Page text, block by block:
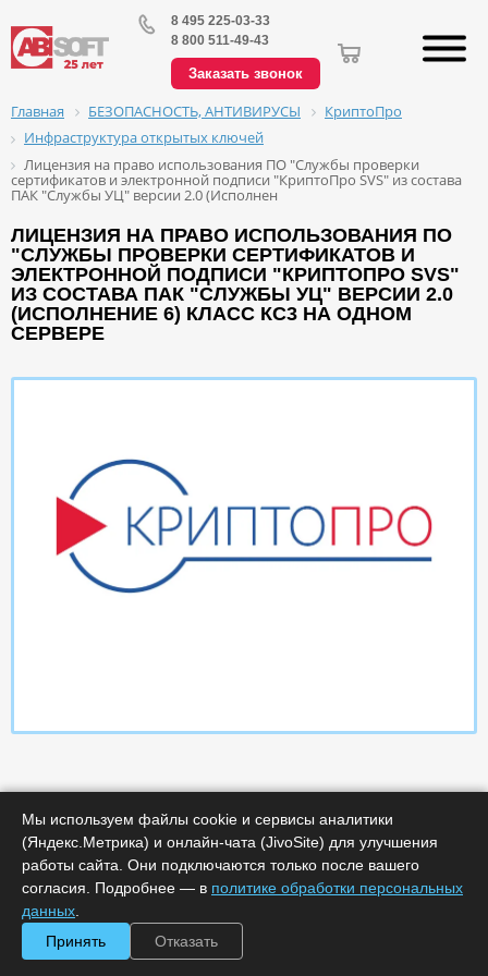
8 495 225-03-33
8 800 511-49-43
Заказать звонок
Главная БЕЗОПАСНОСТЬ, АНТИВИРУСЫ
КриптоПро
Инфраструктура открытых ключей
Лицензия на право использования ПО "Службы проверки
сертификатов и электронной подписи "КриптоПро SVS" из состава
ПАК "Службы УЦ" версии 2.0 (Исполнен
ЛИЦЕНЗИЯ НА ПРАВО ИСПОЛЬЗОВАНИЯ ПО
"СЛУЖБЫ ПРОВЕРКИ СЕРТИФИКАТОВ И
ЭЛЕКТРОННОЙ ПОДПИСИ "КРИПТОПРО SVS"
ИЗ СОСТАВА ПАК "СЛУЖБЫ УЦ" ВЕРСИИ 2.0
(ИСПОЛНЕНИЕ 6) КЛАСС КС3 НА ОДНОМ
СЕРВЕРЕ
Характеристики
Срок поставки, дней :
Минимальное количество лицензий :
Мы используем файлы cookie и сервисы аналитики
(Яндекс.Метрика) и онлайн-чата (JivoSite) для улучшения
работы сайта. Они подключаются только после вашего
согласия. Подробнее — в политике обработки персональных
данных
Принять
Отказать